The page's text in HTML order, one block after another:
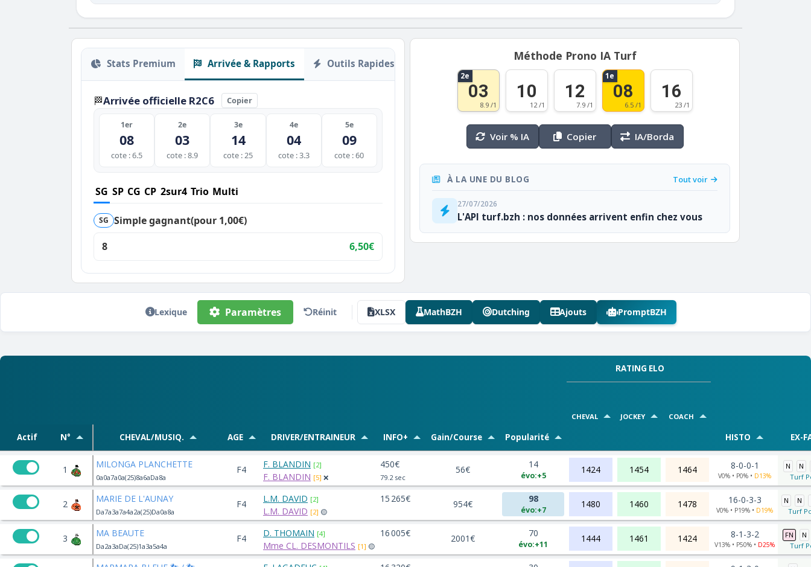
Stats Premium Arrivée & Rapports Outils Rapides
🏁Arrivée officielle R2C6 Copier
1er
08
cote : 6.5
2e
03
cote : 8.9
3e
14
cote : 25
4e
04
cote : 3.3
5e
09
cote : 60
SG SP CG CP 2sur4 Trio Multi
SG Simple gagnant(pour 1,00€)
8
6,50€
Méthode Prono IA Turf
2e
03
8.9 /1
10
12 /1
12
7.9 /1
1e
08
6.5 /1
16
23 /1
Voir % IA Copier IA/Borda
À LA UNE DU BLOG Tout voir
27/07/2026
L'API turf.bzh : nos données arrivent enfin chez vous
Lexique Paramètres Réinit XLSX MathBZH Dutching Ajouts PromptBZH
Actif N° CHEVAL/MUSIQ. AGE DRIVER/ENTRAINEUR INFO+ Gain/Course Popularité
RATING ELO
CHEVAL JOCKEY COACH
HISTO EX-
1 MILONGA PLANCHETTE
0a0a7a0a(25)8a6aDa8a
F4 F. BLANDIN [2]
F. BLANDIN [5] ❌
450€
79.2 sec
56€ 14
évo:+5
1424 1454 1464 8-0-0-1
V0% • P0% • D13%
N
N
Turf
2 MARIE DE L'AUNAY
Da7a3a7a4a2a(25)Da0a8a
F4 L.M. DAVID [2]
L.M. DAVID [2] 🟡
15 265€ 954€ 98
évo:+7
1480 1460 1478 16-0-3-3
V0% • P19% • D19%
N N
Turf
3 MA BEAUTE
Da2a3aDa(25)1a3a5a4a
F4 D. THOMAIN [4]
Mme CL. DESMONTILS [1] 🟡
16 005€ 2001€ 70
évo:+11
1444 1461 1424 8-1-3-2
V13% • P50% • D25%
FN
N
Turf